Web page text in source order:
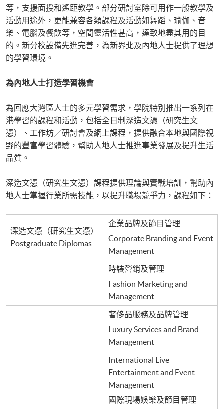
等，支援面授和遙距教學。部分研討室除可用作一般教學及
活動用途外，更能兼容各類課程及活動如舞蹈、瑜伽、音
樂、電腦及餐飲等，空間靈活性甚高，達致地盡其用的目
的。新分校設備先進完善，為新界北及內地人士提供了理想
的學習環境。
為內地人士打造學習機會
為回應大灣區人士的多元學習需求，學院特別推出一系列在
港學習的課程和活動，包括全日制深造文憑（研究生文
憑）、工作坊／研討會及網上課程，提供融合本地與國際視
野的豐富學習體驗，幫助人地人士推進事業發展及提升生活
品質。
深造文憑（研究生文憑）課程提供理論與實戰培訓，幫助內
地人士掌握行業所需技能，以提升職場競爭力，課程如下：
深造文憑（研究生文憑）
Postgraduate Diplomas
企業品牌及節目管理
Corporate Branding and Event
Management
時裝營銷及管理
Fashion Marketing and
Management
奢侈品服務及品牌管理
Luxury Services and Brand
Management
International Live
Entertainment and Event
Management
國際現場娛樂及節目管理